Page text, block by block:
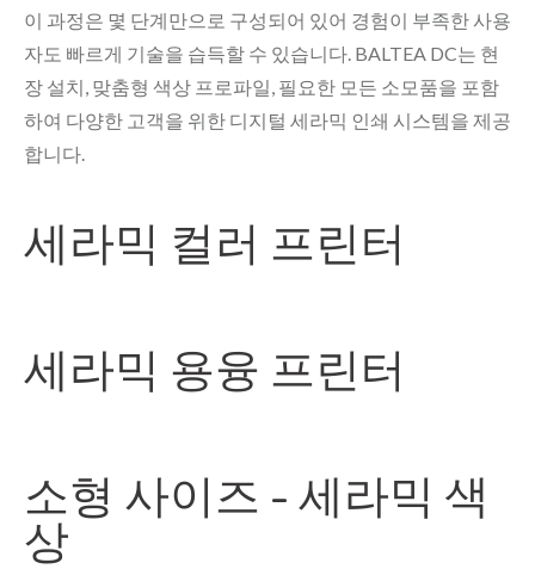
이 과정은 몇 단계만으로 구성되어 있어 경험이 부족한 사용
자도 빠르게 기술을 습득할 수 있습니다. BALTEA DC는 현
장 설치, 맞춤형 색상 프로파일, 필요한 모든 소모품을 포함
하여 다양한 고객을 위한 디지털 세라믹 인쇄 시스템을 제공
합니다.
세라믹 컬러 프린터
세라믹 용융 프린터
소형 사이즈 - 세라믹 색
상